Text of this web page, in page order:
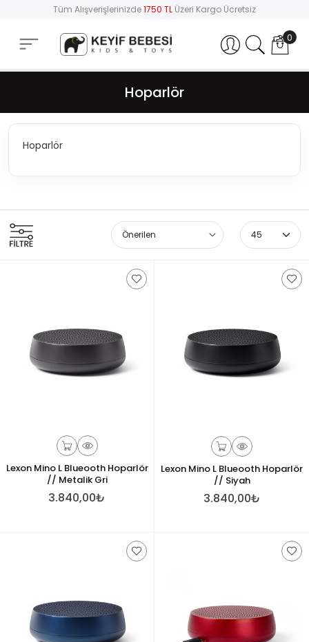
Tüm Alışverişlerinizde1750 TL Üzeri Kargo Ücretsiz
Hesabım 0
Hoparlör
Hoparlör
Lexon Mino L Blueooth Hoparlör
// Metalik Gri
3.840,00₺
Lexon Mino L Blueooth Hoparlör
// Siyah
3.840,00₺